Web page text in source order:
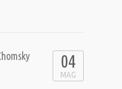
04
MAG